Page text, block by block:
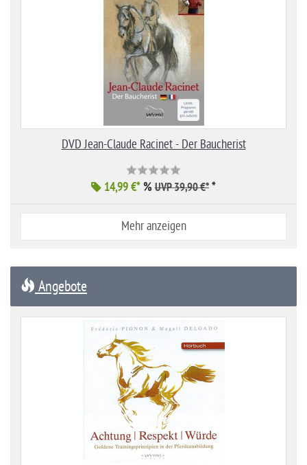
DVD Jean-Claude Racinet - Der Baucherist
14,99 €*% UVP 39,90 €* *
Mehr anzeigen
Angebote